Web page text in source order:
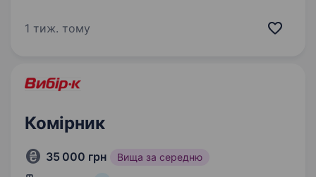
приймання, видача та переміщення матеріалів,
1 тиж. тому
Комірник
35 000 грн Вища за середню